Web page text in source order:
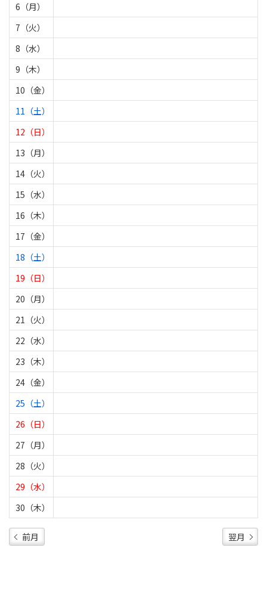
6（月）
7（火）
8（水）
9（木）
10（金）
11（土）
12（日）
13（月）
14（火）
15（水）
16（木）
17（金）
18（土）
19（日）
20（月）
21（火）
22（水）
23（木）
24（金）
25（土）
26（日）
27（月）
28（火）
29（水）
30（木）
前月 翌月